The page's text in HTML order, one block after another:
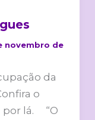
novembro de
da
o
por lá. “O